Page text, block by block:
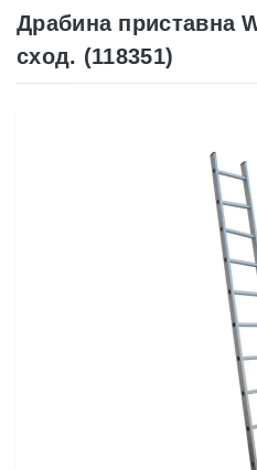
Драбина приставна
сход. (118351)